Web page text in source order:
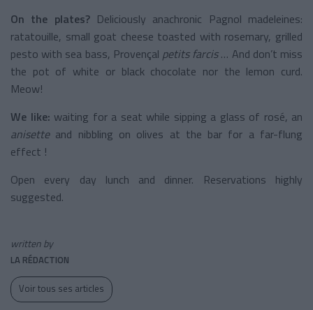
On the plates?Deliciously anachronic Pagnol madeleines:
ratatouille, small goat cheese toasted with rosemary, grilled
pesto with sea bass, Provençal petits farcis… And don’t miss
the pot of white or black chocolate nor the lemon curd.
Meow!
We like: waiting for a seat while sipping a glass of rosé, an
anisetteand nibbling on olives at the bar for a far-flung
effect !
Open every day lunch and dinner. Reservations highly
suggested.
written by
LA RÉDACTION
Voir tous ses articles